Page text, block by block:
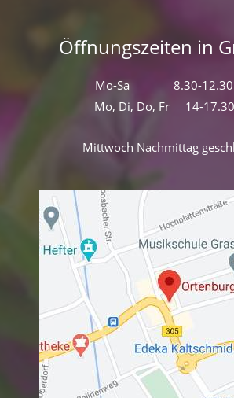
Öffnungszeiten in
Mo-Sa 8.30-12.30
Mo, Di, Do, Fr 14-
Mittwoch Nachmittag